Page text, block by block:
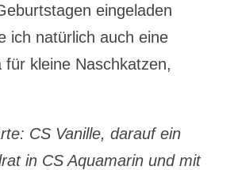
eingeladen
ich natürlich auch eine
für kleine Naschkatzen,
CS Vanille, darauf ein
in CS Aquamarin und mit